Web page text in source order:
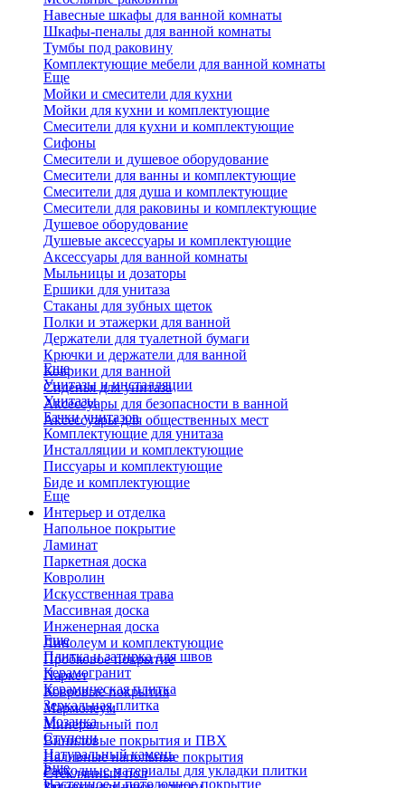
Навесные шкафы для ванной комнаты
Шкафы-пеналы для ванной комнаты
Тумбы под раковину
Комплектующие мебели для ванной комнаты
Еще
Мойки и смесители для кухни
Мойки для кухни и комплектующие
Смесители для кухни и комплектующие
Сифоны
Смесители и душевое оборудование
Смесители для ванны и комплектующие
Смесители для душа и комплектующие
Смесители для раковины и комплектующие
Душевое оборудование
Душевые аксессуары и комплектующие
Аксессуары для ванной комнаты
Мыльницы и дозаторы
Ершики для унитаза
Стаканы для зубных щеток
Полки и этажерки для ванной
Держатели для туалетной бумаги
Крючки и держатели для ванной
Коврики для ванной
Сиденья для унитаза
Аксессуары для безопасности в ванной
Аксессуары для общественных мест
Еще
Унитазы и инсталляции
Унитазы
Бачки унитазов
Комплектующие для унитаза
Инсталляции и комплектующие
Писсуары и комплектующие
Биде и комплектующие
Еще
Интерьер и отделка
Напольное покрытие
Ламинат
Паркетная доска
Ковролин
Искусственная трава
Массивная доска
Инженерная доска
Линолеум и комплектующие
Пробковое покрытие
Паркет
Ковровые покрытия
Мармолеум
Минеральный пол
Виниловые покрытия и ПВХ
Наливные напольные покрытия
Стеклянный пол
Еще
Плитка и затирка для швов
Керамогранит
Керамическая плитка
Зеркальная плитка
Мозаика
Ступени
Натуральный камень
Расходные материалы для укладки плитки
Еще
Настенное и потолочное покрытие